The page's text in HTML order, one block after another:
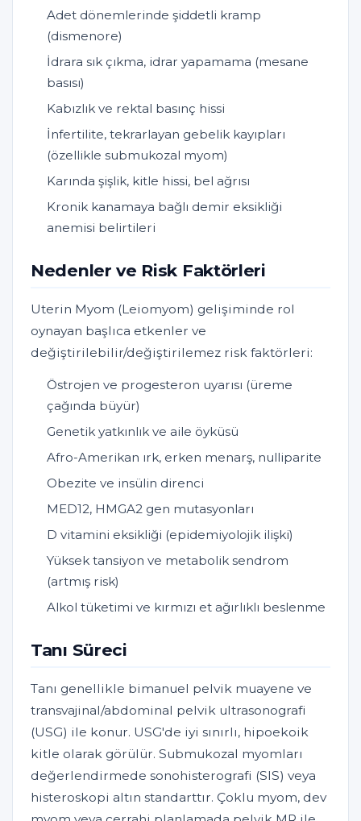
Adet dönemlerinde şiddetli kramp
(dismenore)
İdrara sık çıkma, idrar yapamama (mesane
basısı)
Kabızlık ve rektal basınç hissi
İnfertilite, tekrarlayan gebelik kayıpları
(özellikle submukozal myom)
Karında şişlik, kitle hissi, bel ağrısı
Kronik kanamaya bağlı demir eksikliği
anemisi belirtileri
Nedenler ve Risk Faktörleri
Uterin Myom (Leiomyom) gelişiminde rol
oynayan başlıca etkenler ve
değiştirilebilir/değiştirilemez risk faktörleri:
Östrojen ve progesteron uyarısı (üreme
çağında büyür)
Genetik yatkınlık ve aile öyküsü
Afro-Amerikan ırk, erken menarş, nulliparite
Obezite ve insülin direnci
MED12, HMGA2 gen mutasyonları
D vitamini eksikliği (epidemiyolojik ilişki)
Yüksek tansiyon ve metabolik sendrom
(artmış risk)
Alkol tüketimi ve kırmızı et ağırlıklı beslenme
Tanı Süreci
Tanı genellikle bimanuel pelvik muayene ve
transvajinal/abdominal pelvik ultrasonografi
(USG) ile konur. USG'de iyi sınırlı, hipoekoik
kitle olarak görülür. Submukozal myomları
değerlendirmede sonohisterografi (SIS) veya
histeroskopi altın standarttır. Çoklu myom, dev